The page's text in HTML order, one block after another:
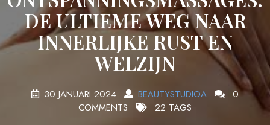
DE ULTIEME WEG NAAR
INNERLIJKE RUST EN
WELZIJN
30 JANUARI 2024 BEAUTYSTUDIOA
0
COMMENTS
22 TAGS